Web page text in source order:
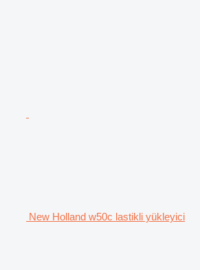
New Holland w50c lastikli yükleyici